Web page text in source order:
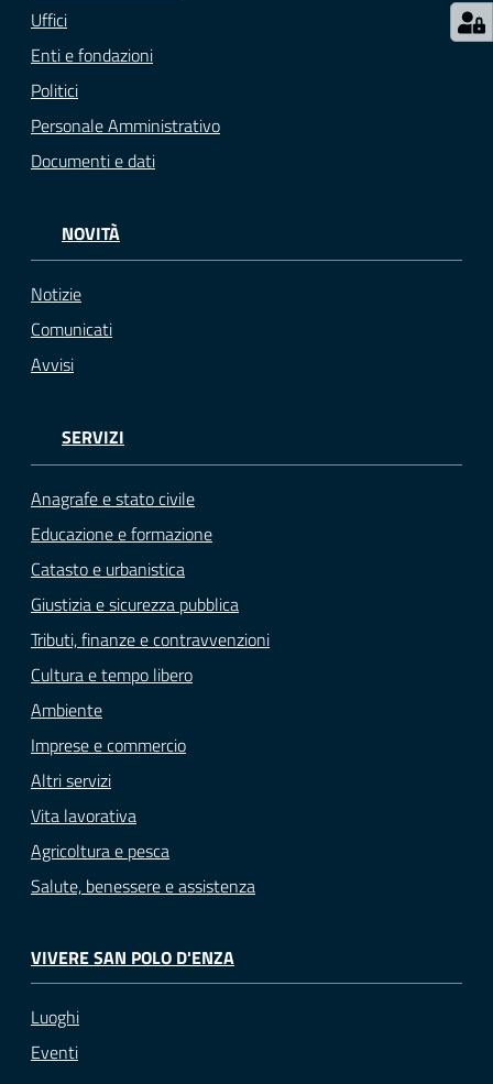
Uffici
Enti e fondazioni
Politici
Personale Amministrativo
Documenti e dati
NOVITÀ
Notizie
Comunicati
Avvisi
SERVIZI
Anagrafe e stato civile
Educazione e formazione
Catasto e urbanistica
Giustizia e sicurezza pubblica
Tributi, finanze e contravvenzioni
Cultura e tempo libero
Ambiente
Imprese e commercio
Altri servizi
Vita lavorativa
Agricoltura e pesca
Salute, benessere e assistenza
VIVERE SAN POLO D'ENZA
Luoghi
Eventi